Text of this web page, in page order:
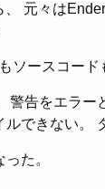
、 元々は
ソースコード
警告をエラ
できない。
た。